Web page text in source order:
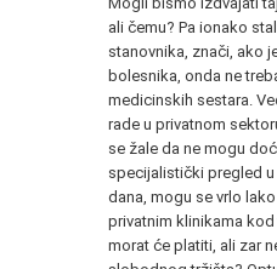
ali čemu? Pa ionako
stanovnika, znači, ako
bolesnika, onda ne
medicinskih sestara.
rade u privatnom
se žale da ne mogu
specijalistički pregled
dana, mogu se vrlo
privatnim klinikama kod
morat će platiti, ali zar